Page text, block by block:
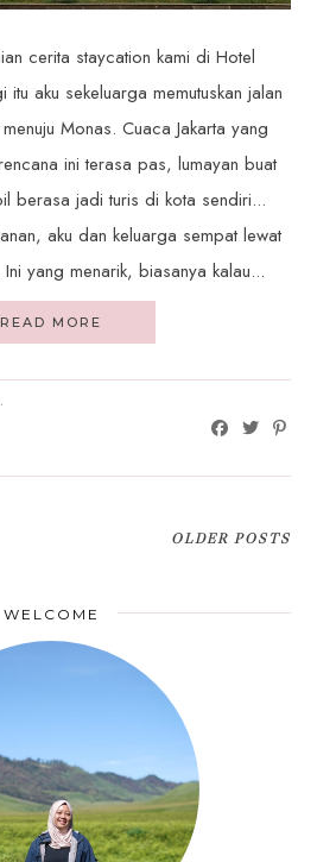
cerita staycation kami di Hotel
aku sekeluarga memutuskan jalan
Monas. Cuaca Jakarta yang
ini terasa pas, lumayan buat
berasa jadi turis di kota sendiri...
aku dan keluarga sempat lewat
yang menarik, biasanya kalau...
READ MORE
·
OLDER POSTS
WELCOME